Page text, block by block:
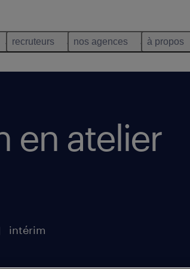
recruteurs nos agences à propos
en atelier
intérim